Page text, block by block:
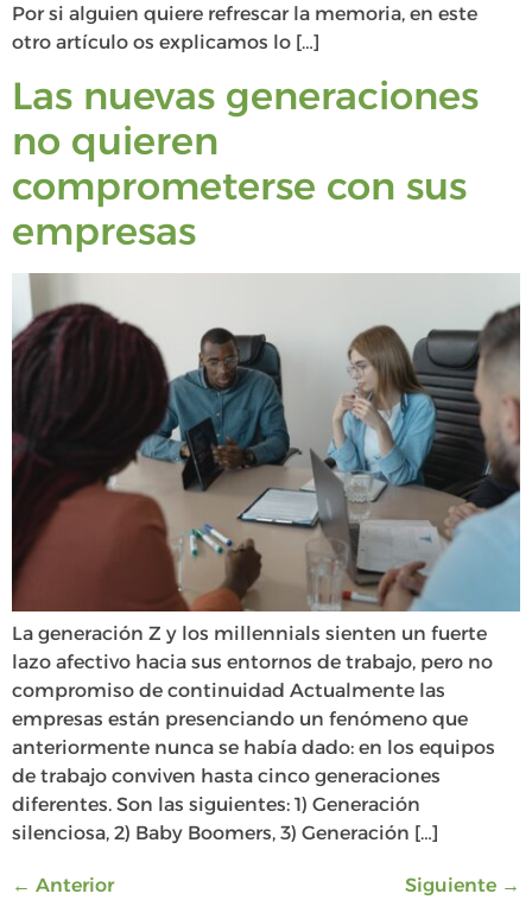
Por si alguien quiere refrescar la memoria, en este
otro artículo os explicamos lo […]
Las nuevas generaciones
no quieren
comprometerse con sus
empresas
La generación Z y los millennials sienten un fuerte
lazo afectivo hacia sus entornos de trabajo, pero no
compromiso de continuidad Actualmente las
empresas están presenciando un fenómeno que
anteriormente nunca se había dado: en los equipos
de trabajo conviven hasta cinco generaciones
diferentes. Son las siguientes: 1) Generación
silenciosa, 2) Baby Boomers, 3) Generación […]
← Anterior Siguiente →